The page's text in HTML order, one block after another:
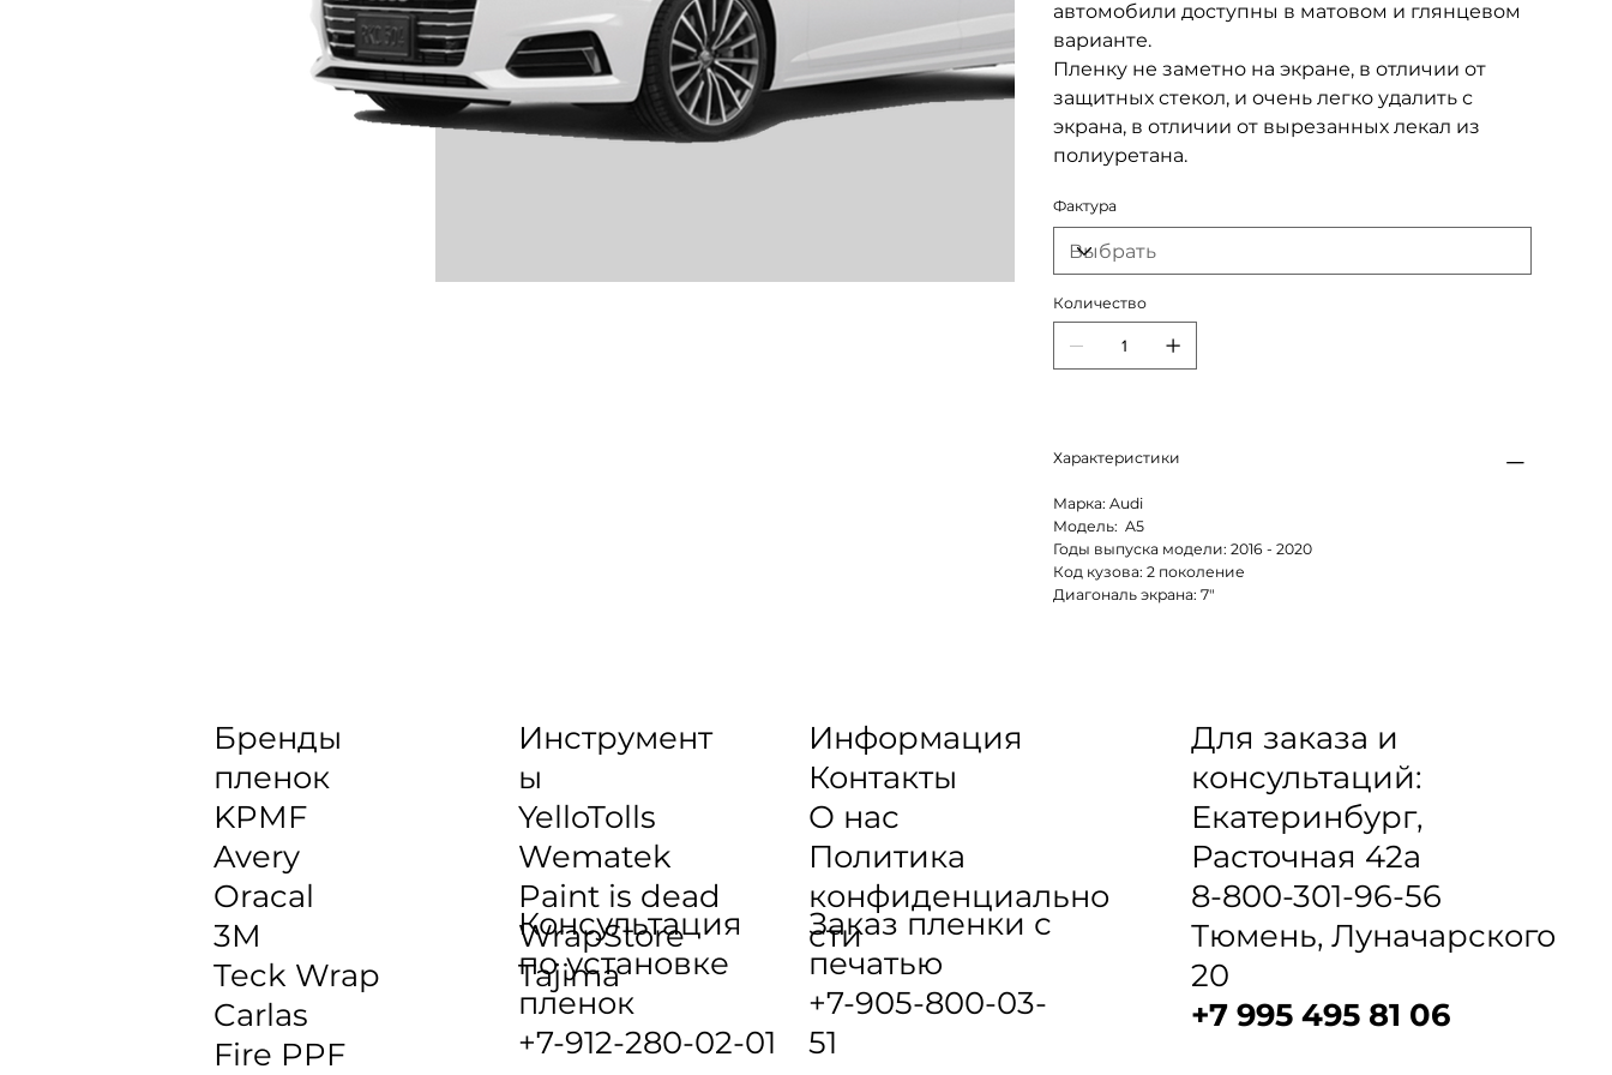
автомобили доступны в матовом и глянцевом
варианте.
Пленку не заметно на экране, в отличии от
защитных стекол, и очень легко удалить с
экрана, в отличии от вырезанных лекал из
полиуретана.
Фактура
Количество
Характеристики
Марка: Audi
Модель: A5
Годы выпуска модели: 2016 - 2020
Код кузова: 2 поколение
Диагональ экрана: 7"
Бренды
пленок
KPMF
Avery
Oracal
3M
Teck Wrap
Carlas
Fire PPF
Инструмент
ы
YelloTolls
Wematek
Paint is dead
WrapStore
Tajima
Консультация
по установке
пленок
+7-912-280-02-01
Информация
Контакты
О нас
Политика
конфиденциально
сти
Заказ пленки с
печатью
+7-905-800-03-
51
Для заказа и
консультаций:
Екатеринбург,
Расточная 42а
8-800-301-96-56
Тюмень, Луначарского
20
+7 995 495 81 06